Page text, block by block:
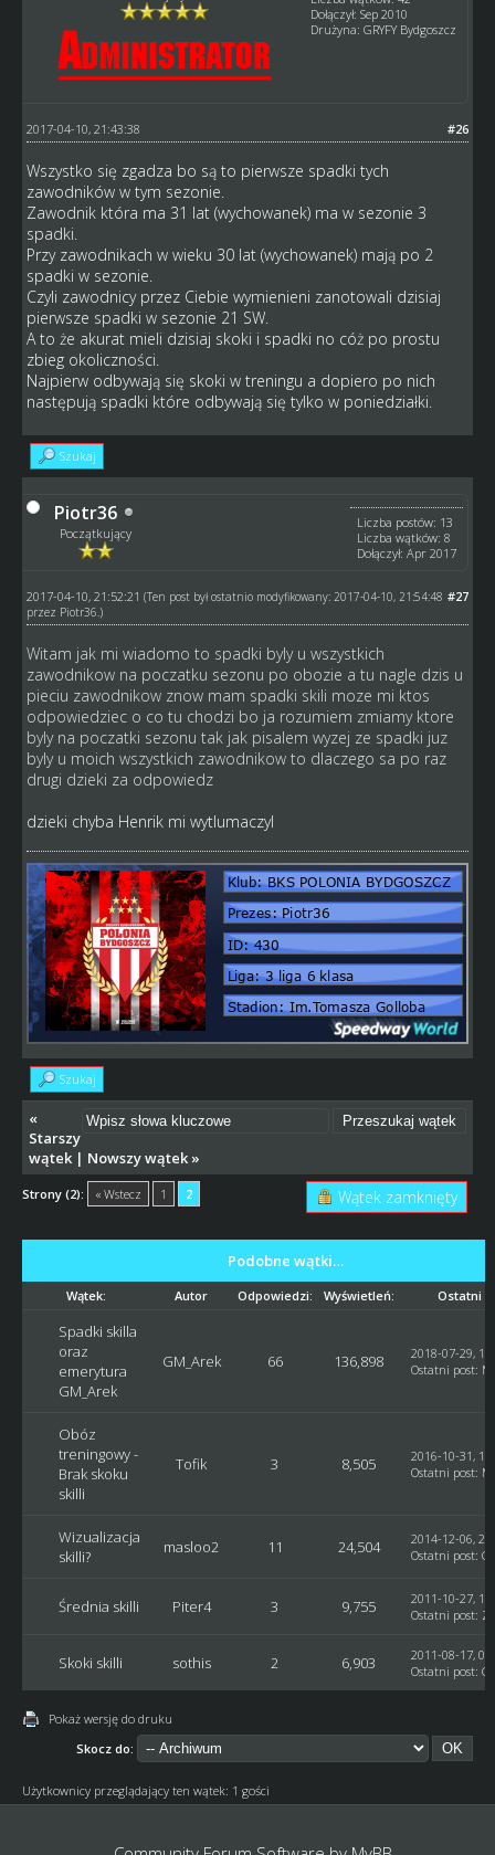
Dołączył: Sep 2010
Drużyna: GRYFY Bydgoszcz
#26
2017-04-10, 21:43:38
Wszystko się zgadza bo są to pierwsze spadki tych
zawodników w tym sezonie.
Zawodnik która ma 31 lat (wychowanek) ma w sezonie 3
spadki.
Przy zawodnikach w wieku 30 lat (wychowanek) mają po 2
spadki w sezonie.
Czyli zawodnicy przez Ciebie wymienieni zanotowali dzisiaj
pierwsze spadki w sezonie 21 SW.
A to że akurat mieli dzisiaj skoki i spadki no cóż po prostu
zbieg okoliczności.
Najpierw odbywają się skoki w treningu a dopiero po nich
następują spadki które odbywają się tylko w poniedziałki.
Szukaj
Piotr36
Początkujący
Liczba postów: 13
Liczba wątków: 8
Dołączył: Apr 2017
#27
2017-04-10, 21:52:21 (Ten post był ostatnio modyfikowany: 2017-04-10, 21:54:48
przez Piotr36 .)
Witam jak mi wiadomo to spadki byly u wszystkich
zawodnikow na poczatku sezonu po obozie a tu nagle dzis u
pieciu zawodnikow znow mam spadki skili moze mi ktos
odpowiedziec o co tu chodzi bo ja rozumiem zmiamy ktore
byly na poczatki sezonu tak jak pisalem wyzej ze spadki juz
byly u moich wszystkich zawodnikow to dlaczego sa po raz
drugi dzieki za odpowiedz
dzieki chyba Henrik mi wytlumaczyl
Szukaj
«
Starszy
wątek| Nowszy wątek»
Strony (2): « Wstecz 1 2 Wątek zamknięty
Podobne wątki…
Wątek: Autor Odpowiedzi: Wyświetleń: Ostatni
Spadki skilla
oraz
emerytura
GM_Arek
GM_Arek 66 136,898
2018-07-29,
Ostatni post:
Obóz
treningowy -
Brak skoku
skilli
Tofik 3 8,505
2016-10-31,
Ostatni post:
Wizualizacja
skilli?
masloo2 11 24,504
2014-12-06,
Ostatni post:
Średnia skilli Piter4 3 9,755
2011-10-27,
Ostatni post:
Skoki skilli sothis 2 6,903
2011-08-17,
Ostatni post:
Pokaż wersję do druku
Skocz do:
Użytkownicy przeglądający ten wątek: 1 gości